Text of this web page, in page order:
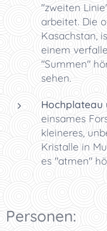
"zweiten
arbeitet. Die
Kasachstan,
einem
"Summen"
sehen.
Hochplateau
einsames
kleineres,
Kristalle in
es "atmen"
Personen: